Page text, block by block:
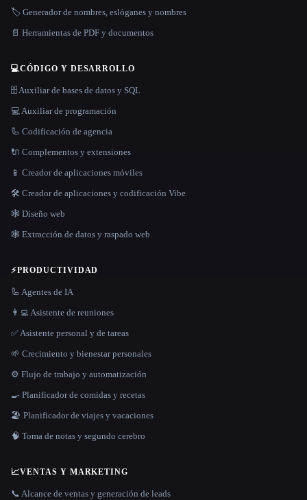
🏷️ Generador de nombres, eslóganes y nombres
📄 Herramientas de PDF y documentos
💻CÓDIGO Y DESARROLLO
🗄️ Auxiliar de bases de datos y SQL
💻 Auxiliar de programación
🦾 Codificación de agencia
🔌 Complementos y extensiones
📱 Creador de aplicaciones móviles
🛠️ Creador de aplicaciones y codificación Vibe
🕸 Diseño web
🕸️ Extracción de datos y raspado web
⚡PRODUCTIVIDAD
🦾 Agentes de IA
👨‍💻 Asistente de reuniones
✅ Asistente personal y de tareas
🌱 Crecimiento y bienestar personales
⚙️ Flujo de trabajo y automatización
🍳 Planificador de comidas y recetas
🏖 Planificador de viajes y vacaciones
🧠 Toma de notas y segundo cerebro
📈VENTAS Y MARKETING
📞 Alcance de ventas y generación de leads